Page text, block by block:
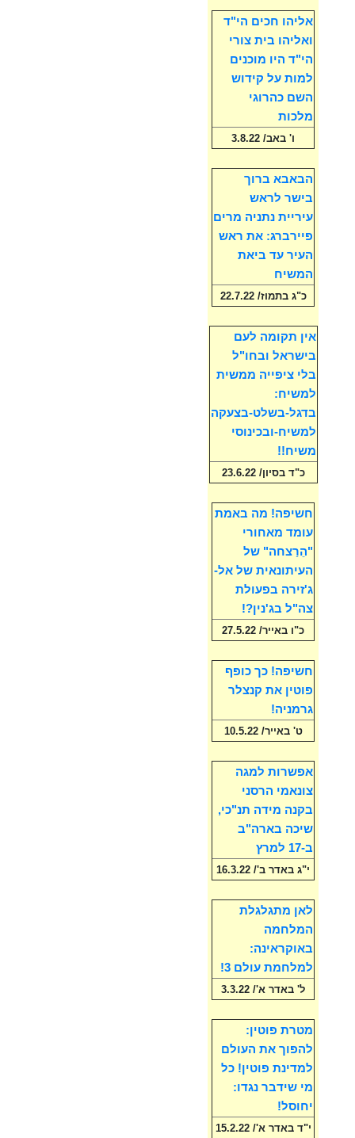
אליהו חכים הי"ד
ואליהו בית צורי
הי"ד היו מוכנים
למות על קידוש
השם כהרוגי
מלכות
ו' באב/ 3.8.22
הבאבא ברוך
בישר לראש
עיריית נתניה מרים
פיירברג: את ראש
העיר עד ביאת
המשיח
כ"ג בתמוז/ 22.7.22
אין תקומה לעם
בישראל ובחו"ל
בלי ציפייה ממשית
למשיח:
בדגל-בשלט-בצעקה
למשיח-ובכינוסי
משיח!!
כ"ד בסיון/ 23.6.22
חשיפה! מה באמת
עומד מאחורי
"הֵרַצחה" של
העיתונאית של אל-
ג'זירה בפעולת
צה"ל בג'נין?!
כ"ו באייר/ 27.5.22
חשיפה! כך כופף
פוטין את קנצלר
גרמניה!
ט' באייר/ 10.5.22
אפשרות למגה
צונאמי הרסני
בקנה מידה תנ"כי,
שיכה בארה"ב
ב-17 למרץ
י"ג באדר ב'/ 16.3.22
לאן מתגלגלת
המלחמה
באוקראינה:
למלחמת עולם 3!
ל' באדר א'/ 3.3.22
מטרת פוטין:
להפוך את העולם
למדינת פוטין! כל
מי שידבר נגדו:
יחוסל!
י"ד באדר א'/ 15.2.22